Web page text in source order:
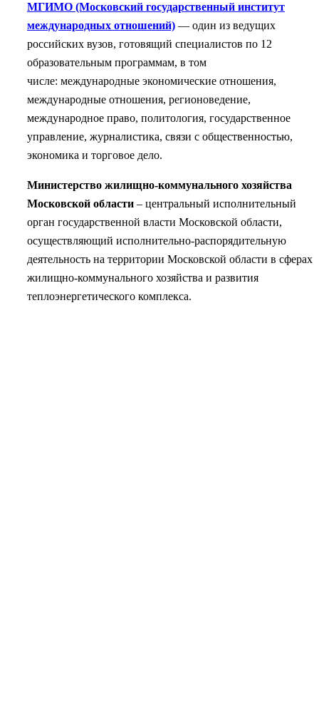
МГИМО (Московский государственный институт
международных отношений) — один из ведущих
российских вузов, готовящий специалистов по 12
образовательным программам, в том
числе: международные экономические отношения,
международные отношения, регионоведение,
международное право, политология, государственное
управление, журналистика, связи с общественностью,
экономика и торговое дело.
Министерство жилищно-коммунального хозяйства
Московской области – центральный исполнительный
орган государственной власти Московской области,
осуществляющий исполнительно-распорядительную
деятельность на территории Московской области в сферах
жилищно-коммунального хозяйства и развития
теплоэнергетического комплекса.